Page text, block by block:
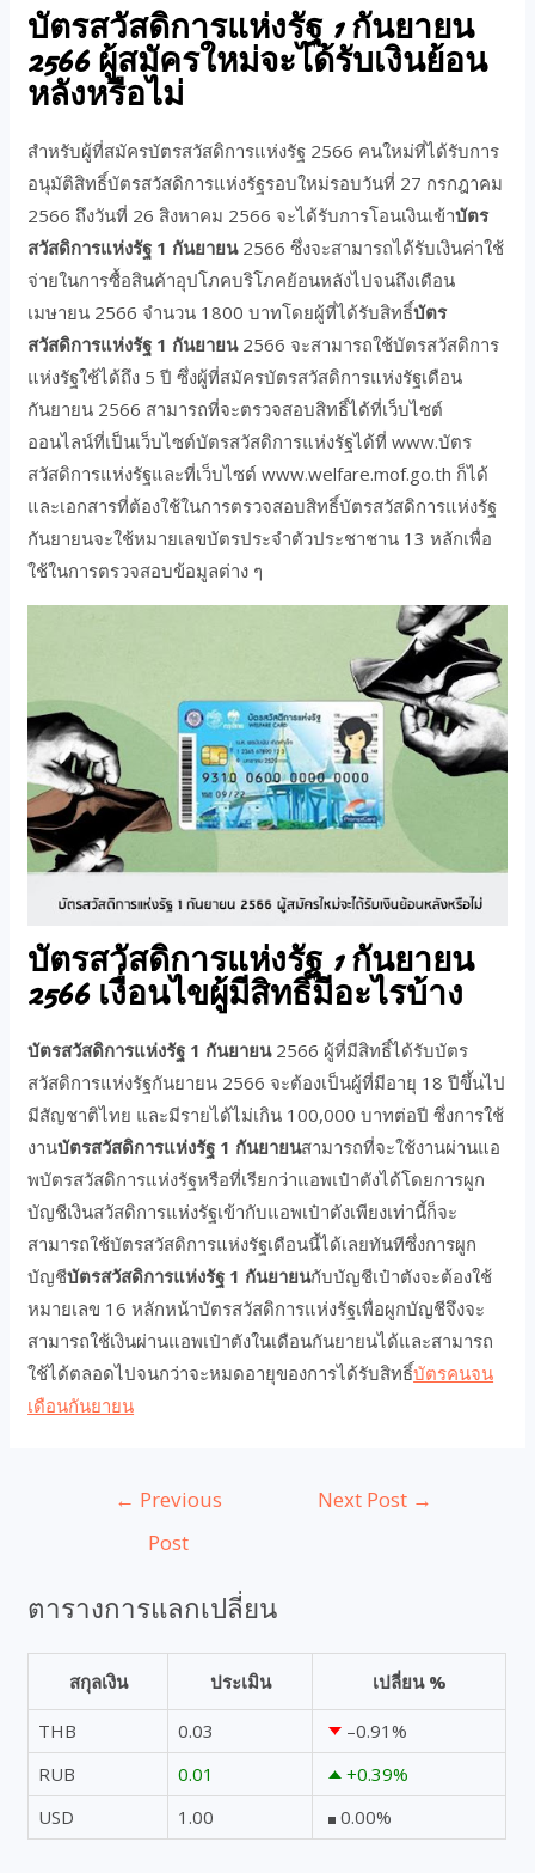
บัตรสวัสดิการแห่งรัฐ 1 กันยายน
2566 ผู้สมัครใหม่จะได้รับเงินย้อน
หลังหรือไม่
สำหรับผู้ที่สมัครบัตรสวัสดิการแห่งรัฐ 2566 คนใหม่ที่ได้รับการ
อนุมัติสิทธิ์บัตรสวัสดิการแห่งรัฐรอบใหม่รอบวันที่ 27 กรกฎาคม
2566 ถึงวันที่ 26 สิงหาคม 2566 จะได้รับการโอนเงินเข้าบัตร
สวัสดิการแห่งรัฐ 1 กันยายน2566 ซึ่งจะสามารถได้รับเงินค่าใช้
จ่ายในการซื้อสินค้าอุปโภคบริโภคย้อนหลังไปจนถึงเดือน
เมษายน 2566 จำนวน 1800 บาทโดยผู้ที่ได้รับสิทธิ์บัตร
สวัสดิการแห่งรัฐ 1 กันยายน2566 จะสามารถใช้บัตรสวัสดิการ
แห่งรัฐใช้ได้ถึง 5 ปี ซึ่งผู้ที่สมัครบัตรสวัสดิการแห่งรัฐเดือน
กันยายน 2566 สามารถที่จะตรวจสอบสิทธิ์ได้ที่เว็บไซต์
ออนไลน์ที่เป็นเว็บไซต์บัตรสวัสดิการแห่งรัฐได้ที่ www.บัตร
สวัสดิการแห่งรัฐและที่เว็บไซต์ www.welfare.mof.go.th ก็ได้
และเอกสารที่ต้องใช้ในการตรวจสอบสิทธิ์บัตรสวัสดิการแห่งรัฐ
กันยายนจะใช้หมายเลขบัตรประจำตัวประชาชาน 13 หลักเพื่อ
ใช้ในการตรวจสอบข้อมูลต่าง ๆ
บัตรสวัสดิการแห่งรัฐ 1 กันยายน
2566 เงื่อนไขผู้มีสิทธิ์มีอะไรบ้าง
บัตรสวัสดิการแห่งรัฐ 1 กันยายน2566 ผู้ที่มีสิทธิ์ได้รับบัตร
สวัสดิการแห่งรัฐกันยายน 2566 จะต้องเป็นผู้ที่มีอายุ 18 ปีขึ้นไป
มีสัญชาติไทย และมีรายได้ไม่เกิน 100,000 บาทต่อปี ซึ่งการใช้
งานบัตรสวัสดิการแห่งรัฐ 1 กันยายนสามารถที่จะใช้งานผ่านแอ
พบัตรสวัสดิการแห่งรัฐหรือที่เรียกว่าแอพเป๋าตังได้โดยการผูก
บัญชีเงินสวัสดิการแห่งรัฐเข้ากับแอพเป๋าตังเพียงเท่านี้ก็จะ
สามารถใช้บัตรสวัสดิการแห่งรัฐเดือนนี้ได้เลยทันทีซึ่งการผูก
บัญชีบัตรสวัสดิการแห่งรัฐ 1 กันยายนกับบัญชีเป๋าตังจะต้องใช้
หมายเลข 16 หลักหน้าบัตรสวัสดิการแห่งรัฐเพื่อผูกบัญชีจึงจะ
สามารถใช้เงินผ่านแอพเป๋าตังในเดือนกันยายนได้และสามารถ
ใช้ได้ตลอดไปจนกว่าจะหมดอายุของการได้รับสิทธิ์บัตรคนจน
เดือนกันยายน
← Previous
Post
Next Post →
ตารางการแลกเปลี่ยน
สกุลเงิน ประเมิน เปลี่ยน %
THB 0.03 –0.91%
RUB
0.01 +0.39%
USD
1.00 0.00%